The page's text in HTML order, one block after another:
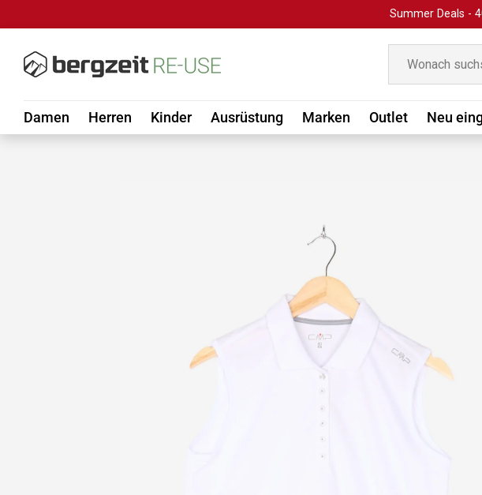
Summer Deals -
Damen Herren Kinder Ausrüstung Marken Outlet Neu